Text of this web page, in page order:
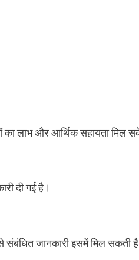
का लाभ और आर्थिक सहायता मिल
दी गई है।
संबंधित जानकारी इसमें मिल सकती